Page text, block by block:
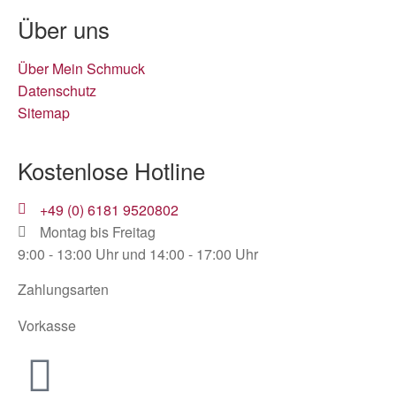
Über uns
Über Mein Schmuck
Datenschutz
Sitemap
Kostenlose Hotline
+49 (0) 6181 9520802
Montag bis Freitag
9:00 - 13:00 Uhr und 14:00 - 17:00 Uhr
Zahlungsarten
Vorkasse